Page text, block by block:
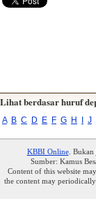
Lihat berdasar huruf
A B C D E F G H I J
KBBI Online. Bukan
Sumber: Kamus
Content of this website
the content may